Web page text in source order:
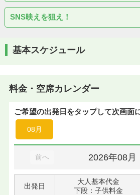
SNS映えを狙え！
基本スケジュール
料金・空席カレンダー
ご希望の出発日をタップして次画面
08月
前へ 2026年08月
出発日
大人基本代金
下段：子供料金